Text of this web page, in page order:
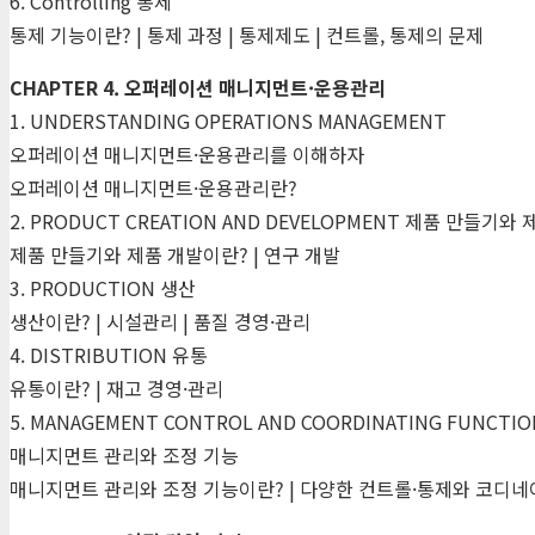
통제 기능이란? | 통제 과정 | 통제제도 | 컨트롤, 통제의 문제
CHAPTER 4. 오퍼레이션 매니지먼트·운용관리
1. UNDERSTANDING OPERATIONS MANAGEMENT
오퍼레이션 매니지먼트·운용관리를 이해하자
오퍼레이션 매니지먼트·운용관리란?
2. PRODUCT CREATION AND DEVELOPMENT 제품 만들기와
제품 만들기와 제품 개발이란? | 연구 개발
3. PRODUCTION 생산
생산이란? | 시설관리 | 품질 경영·관리
4. DISTRIBUTION 유통
유통이란? | 재고 경영·관리
5. MANAGEMENT CONTROL AND COORDINATING
매니지먼트 관리와 조정 기능
매니지먼트 관리와 조정 기능이란? | 다양한 컨트롤·통제와 코디네